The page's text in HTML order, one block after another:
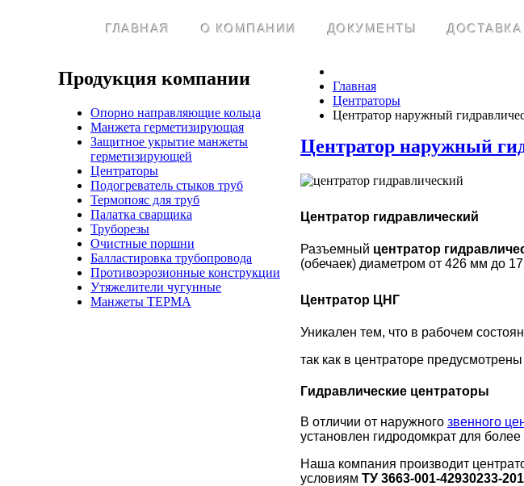
ГЛАВНАЯ О КОМПАНИИ ДОКУМЕНТЫ ДОСТАВКА
Главная
Центраторы
Центратор наружный
Центратор наружный
Центратор гидравлический
Разъемный центратор
(обечаек) диаметром от 426 мм до
Центратор ЦНГ
Уникален тем, что в рабочем
так как в центраторе
Гидравлические центраторы
В отличии от наружного звенного
установлен гидродомкрат для более
Наша компания производит
условиям ТУ 3663-001-42930233-
Продукция компании
Опорно направляющие кольца
Манжета герметизирующая
Защитное укрытие манжеты
герметизирующей
Центраторы
Подогреватель стыков труб
Термопояс для труб
Палатка сварщика
Труборезы
Очистные поршни
Балластировка трубопровода
Противоэрозионные конструкции
Утяжелители чугунные
Манжеты ТЕРМА